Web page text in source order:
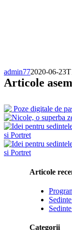
admin772020-06-
Articole
Articole
Categorii